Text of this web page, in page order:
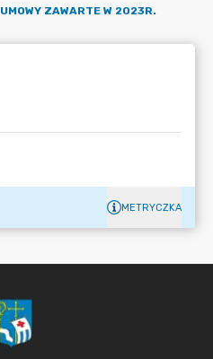
UMOWY ZAWARTE W 2023R.
METRYCZKA